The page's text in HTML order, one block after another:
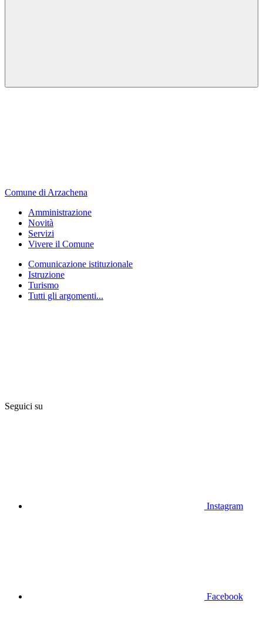
Comune di Arzachena
Amministrazione
Novità
Servizi
Vivere il Comune
Comunicazione istituzionale
Istruzione
Turismo
Tutti gli argomenti...
Seguici su
Instagram
Facebook